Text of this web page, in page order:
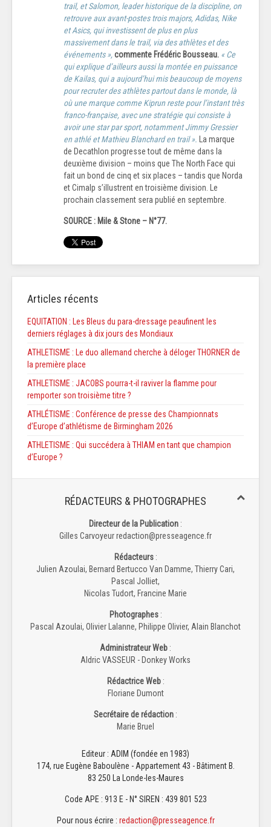
trail, et Salomon, leader historique de la discipline, on
retrouve aux avant-postes trois majors, Adidas, Nike
et Asics, qui investissent de plus en plus
massivement dans le trail, via des athlètes et des
événements »,commente Frédéric Bousseau. « Ce
qui explique d’ailleurs aussi la montée en puissance
de Kailas, qui a aujourd’hui mis beaucoup de moyens
pour recruter des athlètes partout dans le monde, là
où une marque comme Kiprun reste pour l’instant très
franco-française, avec une stratégie qui consiste à
avoir une star par sport, notamment Jimmy Gressier
en athlé et Mathieu Blanchard en trail ».
La marque
de Decathlon progresse tout de même dans la
deuxième division – moins que The North Face qui
fait un bond de cinq et six places – tandis que Norda
et Cimalp s’illustrent en troisième division. Le
prochain classement sera publié en septembre.
SOURCE : Mile & Stone – N°77.
Articles récents
EQUITATION : Les Bleus du para-dressage peaufinent les
derniers réglages à dix jours des Mondiaux
ATHLETISME : Le duo allemand cherche à déloger THORNER de
la première place
ATHLETISME : JACOBS pourra-t-il raviver la flamme pour
remporter son troisième titre ?
ATHLÉTISME : Conférence de presse des Championnats
d’Europe d’athlétisme de Birmingham 2026
ATHLETISME : Qui succédera à THIAM en tant que champion
d’Europe ?
RÉDACTEURS & PHOTOGRAPHES
Directeur de la Publication :
Gilles Carvoyeur redaction@presseagence.fr
Rédacteurs:
Julien Azoulai, Bernard Bertucco Van Damme, Thierry Cari,
Pascal Jolliet,
Nicolas Tudort, Francine Marie
Photographes:
Pascal Azoulai, Olivier Lalanne, Philippe Olivier, Alain Blanchot
Administrateur Web :
Aldric VASSEUR - Donkey Works
Rédactrice Web:
Floriane Dumont
Secrétaire de rédaction :
Marie Bruel
Editeur : ADIM (fondée en 1983)
174, rue Eugène Baboulène - Appartement 43 - Bâtiment B.
83 250 La Londe-les-Maures
Code APE : 913 E - N° SIREN : 439 801 523
Pour nous écrire : redaction@presseagence.fr